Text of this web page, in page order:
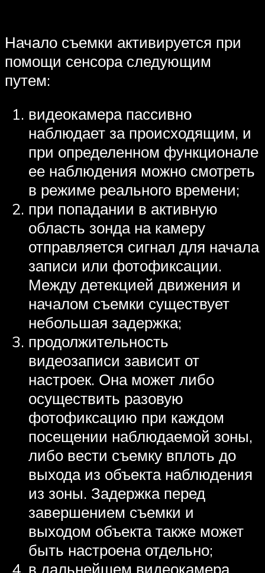
Начало съемки активируется при
помощи сенсора следующим
путем:
видеокамера пассивно
наблюдает за происходящим, и
при определенном функционале
ее наблюдения можно смотреть
в режиме реального времени;
при попадании в активную
область зонда на камеру
отправляется сигнал для начала
записи или фотофиксации.
Между детекцией движения и
началом съемки существует
небольшая задержка;
продолжительность
видеозаписи зависит от
настроек. Она может либо
осуществить разовую
фотофиксацию при каждом
посещении наблюдаемой зоны,
либо вести съемку вплоть до
выхода из объекта наблюдения
из зоны. Задержка перед
завершением съемки и
выходом объекта также может
быть настроена отдельно;
в дальнейшем видеокамера